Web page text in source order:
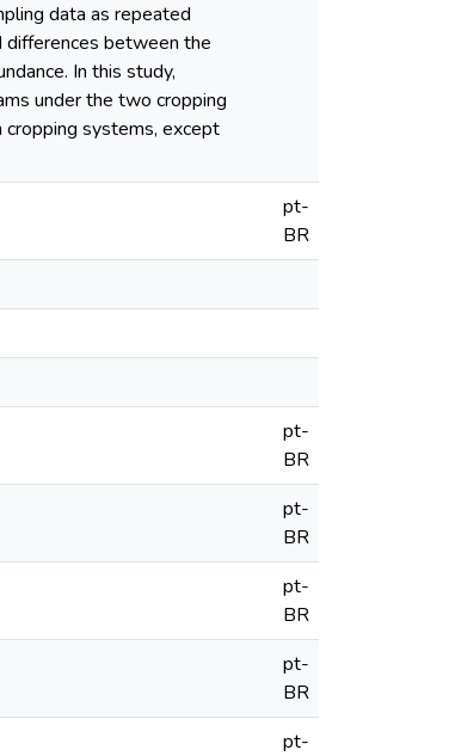
data as repeated
differences between the
In this study,
under the two cropping
systems, except
pt-
BR
pt-
BR
pt-
BR
pt-
BR
pt-
BR
pt-